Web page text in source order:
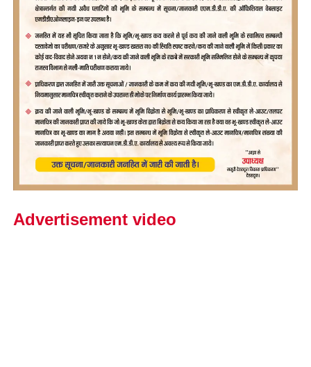
Advertisement video